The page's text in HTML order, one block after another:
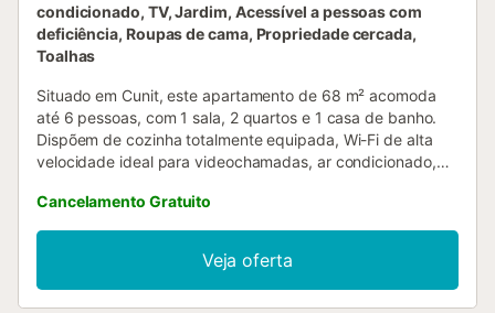
condicionado, TV, Jardim, Acessível a pessoas com
deficiência, Roupas de cama, Propriedade cercada,
Toalhas
Situado em Cunit, este apartamento de 68 m² acomoda
até 6 pessoas, com 1 sala, 2 quartos e 1 casa de banho.
Dispõem de cozinha totalmente equipada, Wi-Fi de alta
velocidade ideal para videochamadas, ar condicionado,
cama de bebé. O apartamento oferece acesso sem
degraus, interior acessível e elevador privado para maior
comodidade. No exterior, desfrutem do vosso terraço
privado coberto com vista para o mar. O jardim partilhado
proporciona espaço adicional ao ar livre e podem
Cancelamento Gratuito
Veja oferta